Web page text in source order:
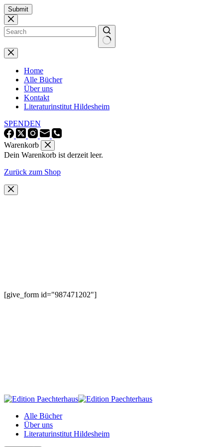
Submit Zum
Inhalt
springen
Keine
Ergebnisse
Home
Alle Bücher
Über uns
Kontakt
Literaturinstitut Hildesheim
SPENDEN
Warenkorb
Dein Warenkorb ist derzeit leer.
Zurück zum Shop
[give_form id="987471202"]
Alle Bücher
Über uns
Literaturinstitut Hildesheim